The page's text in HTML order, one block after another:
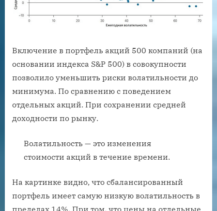
Включение в портфель акций 500 компаний (на
основании индекса S&P 500) в совокупности
позволило уменьшить риски волатильности до
минимума. По сравнению с поведением
отдельных акций. При сохранении средней
доходности по рынку.
Волатильность — это изменения
стоимости акций в течение времени.
На картинке видно, что сбалансированный
портфель имеет самую низкую волатильность в